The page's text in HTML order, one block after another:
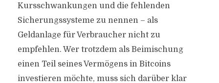
Kursschwankungen und die fehlenden
Sicherungssysteme zu nennen – als
Geldanlage für Verbraucher nicht zu
empfehlen. Wer trotzdem als Beimischung
einen Teil seines Vermögens in Bitcoins
investieren möchte, muss sich darüber klar